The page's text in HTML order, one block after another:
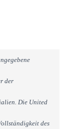
der
Die United
des